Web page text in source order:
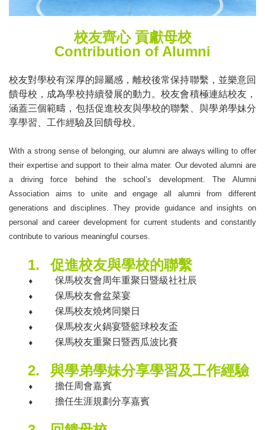
校友齊心 貢獻母校
Contribution of Alumni
校友對學校有深厚的歸屬感，離校後常保持聯繫，並樂意回
饋母校，成為學校持續發展的動力。校友會積極連結校友，
涵蓋三個範疇，包括促進校友與學校的聯繫
與學弟學妹分
享學習 、工作經驗及回饋母校。
With a strong sense of belonging, our alumni are always willing to offer
their expertise and support to their alma mater. Our devoted alumni are
a driving force behind the school’s development. The Alumni
Association aims to unite and engage all alumni from different
generations and disciplines. They provide guidance and insights on
personal and career development for current students and constantly
contribute to various meaningful courses.
1. 促進校友與學校的聯繫
⬧ 保馬校友會周年重聚日暨級社社辰
⬧ 保馬校友會盆菜宴
⬧ 保馬校友燒烤同樂日
⬧ 保馬校友火鍋宴暨籃球校友盃
⬧ 保馬校友重聚日暨西瓜波比賽
2. 與學弟學妹分享學習及工作經驗
⬧ 擔任周會嘉賓
⬧ 擔任生涯規劃分享嘉賓